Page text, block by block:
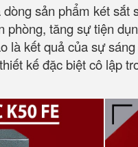
dòng sản phẩm két sắt
tăng sự tiện
là kết quả của sự
kế đặc biệt cô lập